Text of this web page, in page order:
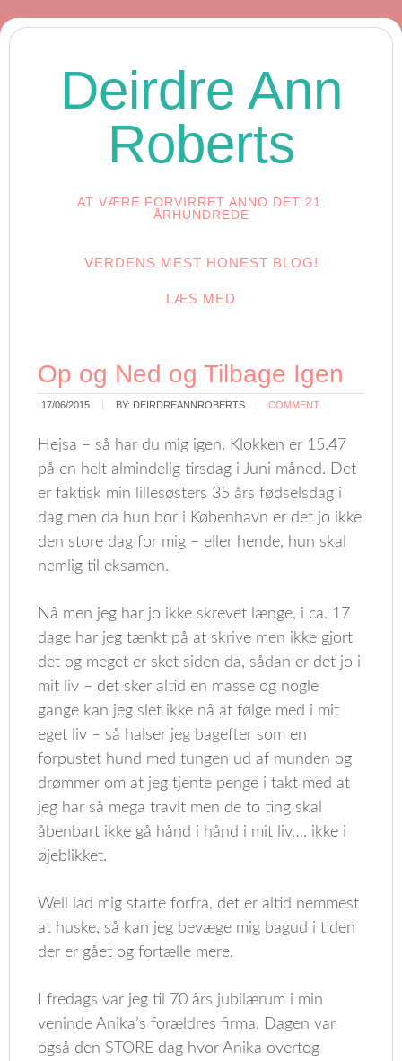
Deirdre Ann
Roberts
AT VÆRE FORVIRRET ANNO DET 21.
ÅRHUNDREDE
VERDENS MEST HONEST BLOG!
LÆS MED
Op og Ned og Tilbage Igen
17/06/2015 BY: DEIRDREANNROBERTS COMMENT
Hejsa – så har du mig igen. Klokken er 15.47
på en helt almindelig tirsdag i Juni måned. Det
er faktisk min lillesøsters 35 års fødselsdag i
dag men da hun bor i København er det jo ikke
den store dag for mig – eller hende, hun skal
nemlig til eksamen.
Nå men jeg har jo ikke skrevet længe, i ca. 17
dage har jeg tænkt på at skrive men ikke gjort
det og meget er sket siden da, sådan er det jo i
mit liv – det sker altid en masse og nogle
gange kan jeg slet ikke nå at følge med i mit
eget liv – så halser jeg bagefter som en
forpustet hund med tungen ud af munden og
drømmer om at jeg tjente penge i takt med at
jeg har så mega travlt men de to ting skal
åbenbart ikke gå hånd i hånd i mit liv…. ikke i
øjeblikket.
Well lad mig starte forfra, det er altid nemmest
at huske, så kan jeg bevæge mig bagud i tiden
der er gået og fortælle mere.
I fredags var jeg til 70 års jubilærum i min
veninde Anika’s forældres firma. Dagen var
også den STORE dag hvor Anika overtog